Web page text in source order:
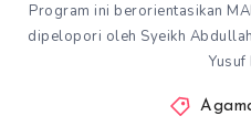
Program ini berorientasikan
dipelopori oleh Syeikh
Yusuf